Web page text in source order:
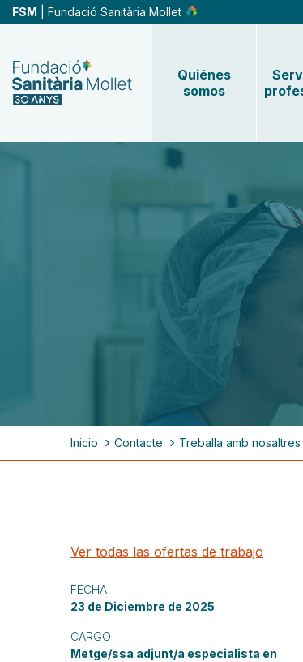
Pasar
al
principal
FSM | Fundació Sanitària Mollet
Quiénes
somos
de
Inicio Contacte Treballa amb nosaltres
Ver todas las ofertas de trabajo
FECHA
23 de Diciembre de 2025
CARGO
Metge/ssa adjunt/a especialista en